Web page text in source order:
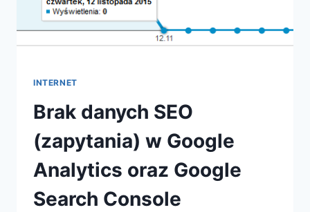
INTERNET
Brak danych SEO
(zapytania) w Google
Analytics oraz Google
Search Console